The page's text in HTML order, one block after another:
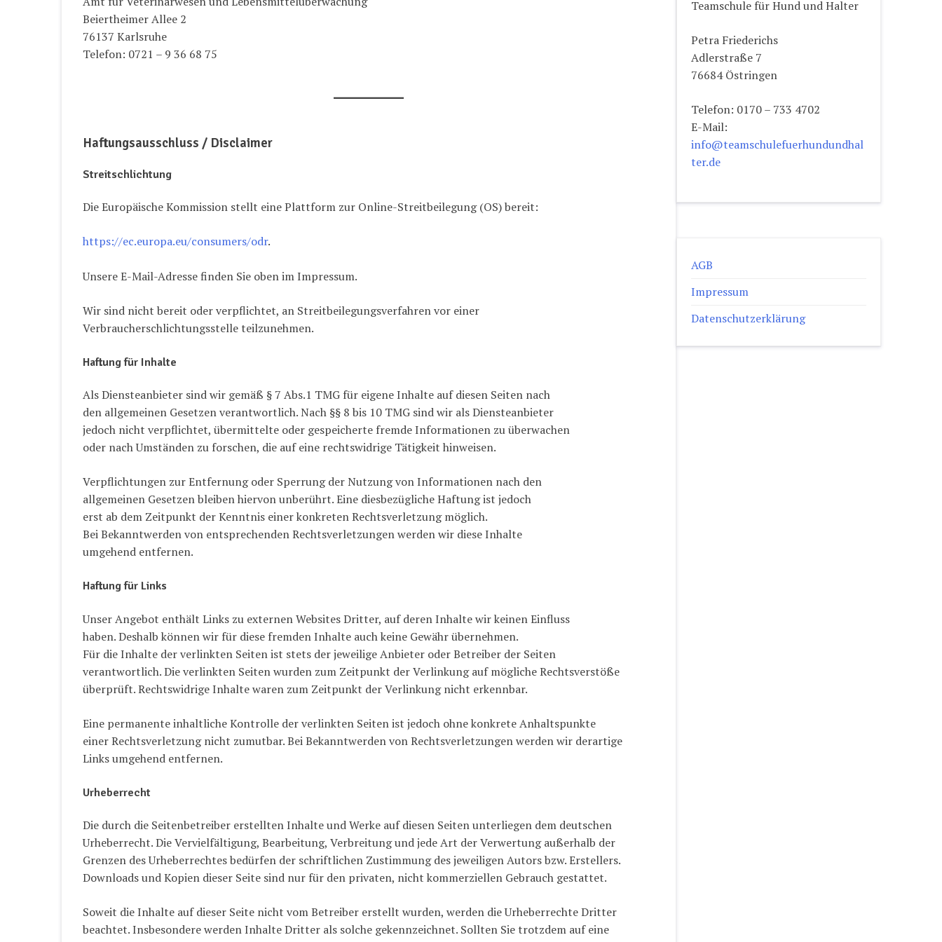
Beiertheimer Allee 2
76137 Karlsruhe
Telefon: 0721 – 9 36 68 75
Haftungsausschluss / Disclaimer
Streitschlichtung
Die Europäische Kommission stellt eine Plattform zur Online-Streitbeilegung (OS) bereit:
https://ec.europa.eu/consumers/odr.
Unsere E-Mail-Adresse finden Sie oben im Impressum.
Wir sind nicht bereit oder verpflichtet, an Streitbeilegungsverfahren vor einer
Verbraucherschlichtungsstelle teilzunehmen.
Haftung für Inhalte
Als Diensteanbieter sind wir gemäß § 7 Abs.1 TMG für eigene Inhalte auf diesen Seiten nach
den allgemeinen Gesetzen verantwortlich. Nach §§ 8 bis 10 TMG sind wir als Diensteanbieter
jedoch nicht verpflichtet, übermittelte oder gespeicherte fremde Informationen zu überwachen
oder nach Umständen zu forschen, die auf eine rechtswidrige Tätigkeit hinweisen.
Verpflichtungen zur Entfernung oder Sperrung der Nutzung von Informationen nach den
allgemeinen Gesetzen bleiben hiervon unberührt. Eine diesbezügliche Haftung ist jedoch
erst ab dem Zeitpunkt der Kenntnis einer konkreten Rechtsverletzung möglich.
Bei Bekanntwerden von entsprechenden Rechtsverletzungen werden wir diese Inhalte
umgehend entfernen.
Haftung für Links
Unser Angebot enthält Links zu externen Websites Dritter, auf deren Inhalte wir keinen Einfluss
haben. Deshalb können wir für diese fremden Inhalte auch keine Gewähr übernehmen.
Für die Inhalte der verlinkten Seiten ist stets der jeweilige Anbieter oder Betreiber der Seiten
verantwortlich. Die verlinkten Seiten wurden zum Zeitpunkt der Verlinkung auf mögliche Rechtsverstöße
überprüft. Rechtswidrige Inhalte waren zum Zeitpunkt der Verlinkung nicht erkennbar.
Eine permanente inhaltliche Kontrolle der verlinkten Seiten ist jedoch ohne konkrete Anhaltspunkte
einer Rechtsverletzung nicht zumutbar. Bei Bekanntwerden von Rechtsverletzungen werden wir derartige
Links umgehend entfernen.
Urheberrecht
Die durch die Seitenbetreiber erstellten Inhalte und Werke auf diesen Seiten unterliegen dem deutschen
Urheberrecht. Die Vervielfältigung, Bearbeitung, Verbreitung und jede Art der Verwertung außerhalb der
Grenzen des Urheberrechtes bedürfen der schriftlichen Zustimmung des jeweiligen Autors bzw. Erstellers.
Downloads und Kopien dieser Seite sind nur für den privaten, nicht kommerziellen Gebrauch gestattet.
Soweit die Inhalte auf dieser Seite nicht vom Betreiber erstellt wurden, werden die Urheberrechte Dritter
beachtet. Insbesondere werden Inhalte Dritter als solche gekennzeichnet. Sollten Sie trotzdem auf eine
Teamschule für Hund und Halter
Petra Friederichs
Adlerstraße 7
76684 Östringen
Telefon: 0170 – 733 4702
E-Mail:
info@teamschulefuerhundundhal
ter.de
AGB
Impressum
Datenschutzerklärung